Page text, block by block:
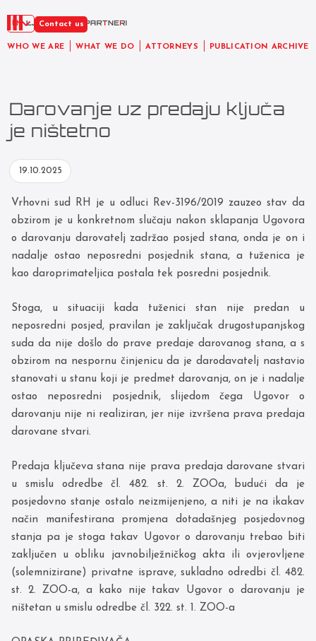
WHO WE ARE WHAT WE DO ATTORNEYS PUBLICATION ARCHIVE
EN Contact us
Darovanje uz predaju ključa
je ništetno
19.10.2025
Vrhovni sud RH je u odluci Rev-3196/2019 zauzeo stav da
obzirom je u konkretnom slučaju nakon sklapanja Ugovora
o darovanju darovatelj zadržao posjed stana, onda je on i
nadalje ostao neposredni posjednik stana, a tuženica je
kao daroprimateljica postala tek posredni posjednik.
Stoga, u situaciji kada tuženici stan nije predan u
neposredni posjed, pravilan je zaključak drugostupanjskog
suda da nije došlo do prave predaje darovanog stana, a s
obzirom na nespornu činjenicu da je darodavatelj nastavio
stanovati u stanu koji je predmet darovanja, on je i nadalje
ostao neposredni posjednik, slijedom čega Ugovor o
darovanju nije ni realiziran, jer nije izvršena prava predaja
darovane stvari.
Predaja ključeva stana nije prava predaja darovane stvari
u smislu odredbe čl. 482. st. 2. ZOOa, budući da je
posjedovno stanje ostalo neizmijenjeno, a niti je na ikakav
način manifestirana promjena dotadašnjeg posjedovnog
stanja pa je stoga takav Ugovor o darovanju trebao biti
zaključen u obliku javnobilježničkog akta ili ovjerovljene
(solemnizirane) privatne isprave, sukladno odredbi čl. 482.
st. 2. ZOO-a, a kako nije takav Ugovor o darovanju je
ništetan u smislu odredbe čl. 322. st. 1. ZOO-a